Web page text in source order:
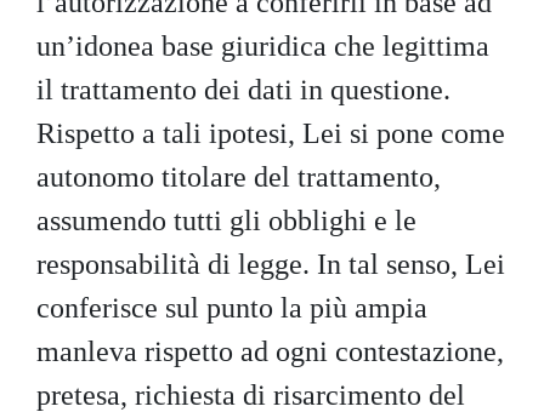
un’idonea base giuridica che legittima
il trattamento dei dati in questione.
Rispetto a tali ipotesi, Lei si pone come
autonomo titolare del trattamento,
assumendo tutti gli obblighi e le
responsabilità di legge. In tal senso, Lei
conferisce sul punto la più ampia
manleva rispetto ad ogni contestazione,
pretesa, richiesta di risarcimento del